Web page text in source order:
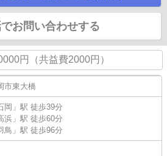
お問い合わせする
円（共益費2000円）
市東大橋
岡 」駅 徒歩39分
浜 」駅 徒歩60分
鳥 」駅 徒歩96分